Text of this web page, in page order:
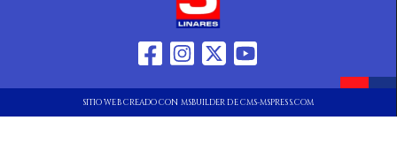
SITIO WEB CREADO CON MSBUILDER DE CMS-MSPRESS.COM